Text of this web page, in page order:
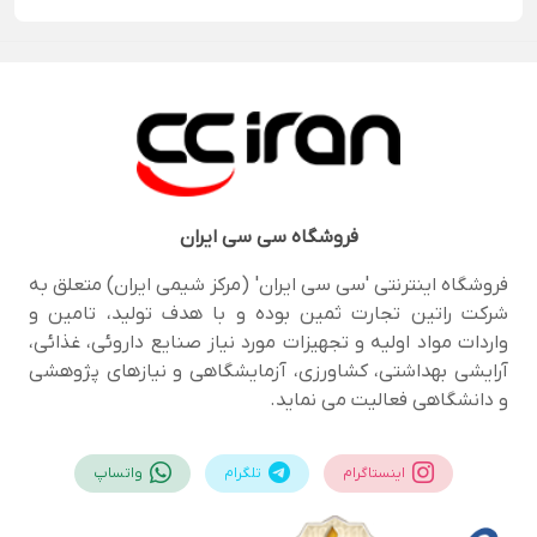
فروشگاهسی سی ایران
فروشگاه اینترنتی 'سی سی ایران' (مرکز شیمی ایران) متعلق به
شرکت راتین تجارت ثمین بوده و با هدف تولید، تامین و
واردات مواد اولیه و تجهیزات مورد نیاز صنایع داروئی، غذائی،
آرایشی بهداشتی، کشاورزی، آزمایشگاهی و نیازهای پژوهشی
و دانشگاهی فعالیت می نماید.
اینستاگرام تلگرام واتساپ